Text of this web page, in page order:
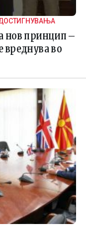
нов принцип –
вреднува во